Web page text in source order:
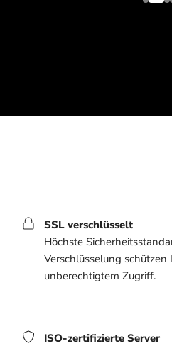
SSL verschlüsselt
Höchste
Verschlüsselung schützen
unberechtigtem Zugriff.
ISO-zertifizierte Server